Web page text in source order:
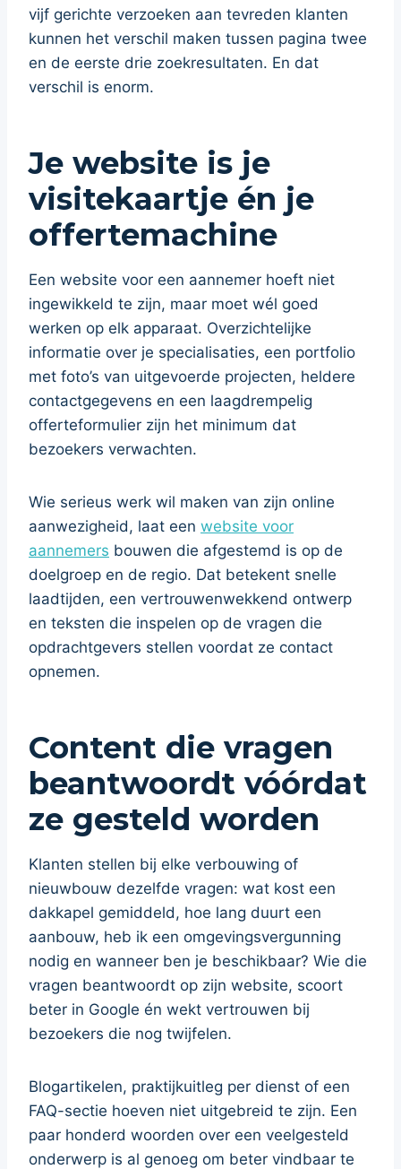
vijf gerichte verzoeken aan tevreden klanten
kunnen het verschil maken tussen pagina twee
en de eerste drie zoekresultaten. En dat
verschil is enorm.
Je website is je
visitekaartje én je
offertemachine
Een website voor een aannemer hoeft niet
ingewikkeld te zijn, maar moet wél goed
werken op elk apparaat. Overzichtelijke
informatie over je specialisaties, een portfolio
met foto’s van uitgevoerde projecten, heldere
contactgegevens en een laagdrempelig
offerteformulier zijn het minimum dat
bezoekers verwachten.
Wie serieus werk wil maken van zijn online
aanwezigheid, laat een website voor
aannemers bouwen die afgestemd is op de
doelgroep en de regio. Dat betekent snelle
laadtijden, een vertrouwenwekkend ontwerp
en teksten die inspelen op de vragen die
opdrachtgevers stellen voordat ze contact
opnemen.
Content die vragen
beantwoordt vóórdat
ze gesteld worden
Klanten stellen bij elke verbouwing of
nieuwbouw dezelfde vragen: wat kost een
dakkapel gemiddeld, hoe lang duurt een
aanbouw, heb ik een omgevingsvergunning
nodig en wanneer ben je beschikbaar? Wie die
vragen beantwoordt op zijn website, scoort
beter in Google én wekt vertrouwen bij
bezoekers die nog twijfelen.
Blogartikelen, praktijkuitleg per dienst of een
FAQ-sectie hoeven niet uitgebreid te zijn. Een
paar honderd woorden over een veelgesteld
onderwerp is al genoeg om beter vindbaar te